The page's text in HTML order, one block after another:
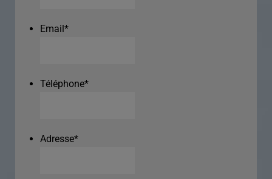
Email*
Téléphone*
Adresse*